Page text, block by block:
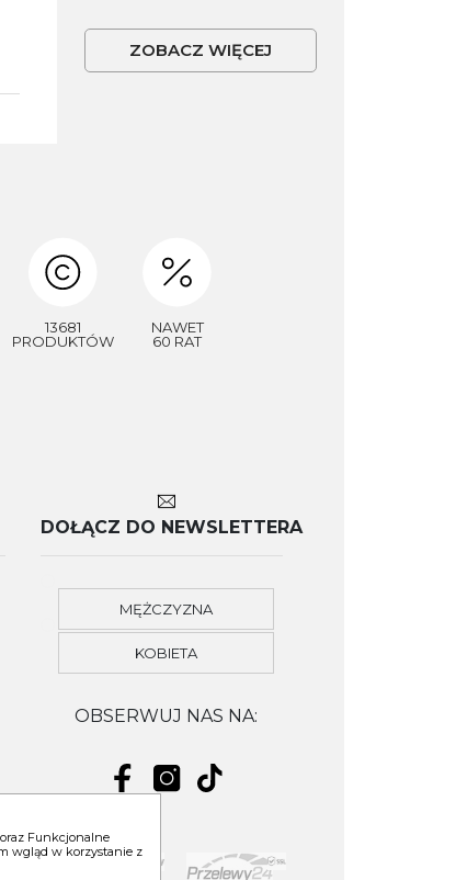
ZOBACZ WIĘCEJ
13681
PRODUKTÓW
NAWET
60 RAT
DOŁĄCZ DO NEWSLETTERA
MĘŻCZYZNA
KOBIETA
OBSERWUJ NAS NA:
Funkcjonalne
wgląd w korzystanie z